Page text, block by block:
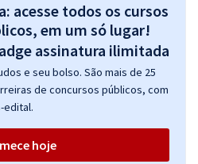
acesse todos os cursos
em um só lugar!
e seu bolso. São mais de 25
de concursos públicos, com
edital.
hoje